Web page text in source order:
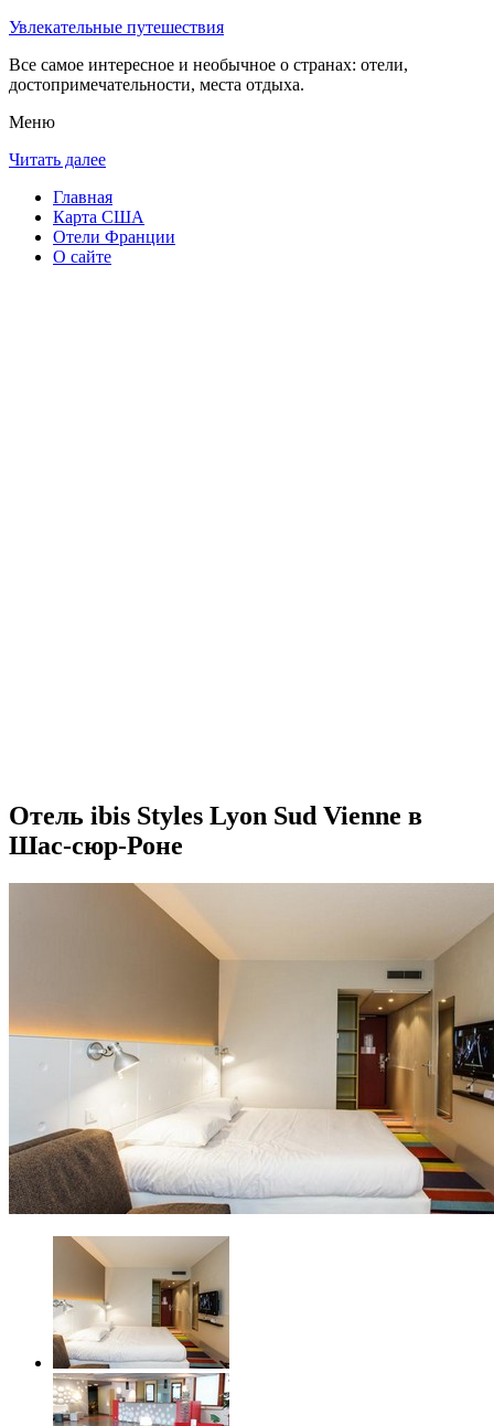
Увлекательные путешествия
Все самое интересное и необычное о странах: отели,
достопримечательности, места отдыха.
Меню
Читать далее
Главная
Карта США
Отели Франции
О сайте
Отель ibis Styles Lyon Sud Vienne в
Шас-сюр-Роне